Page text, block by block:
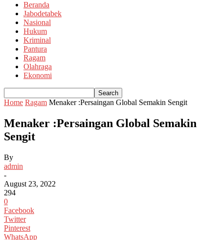
Beranda
Jabodetabek
Nasional
Hukum
Kriminal
Pantura
Ragam
Olahraga
Ekonomi
Home Ragam Menaker :Persaingan Global Semakin Sengit
Menaker :Persaingan Global Semakin
Sengit
By
admin
-
August 23, 2022
294
0
Facebook
Twitter
Pinterest
WhatsApp